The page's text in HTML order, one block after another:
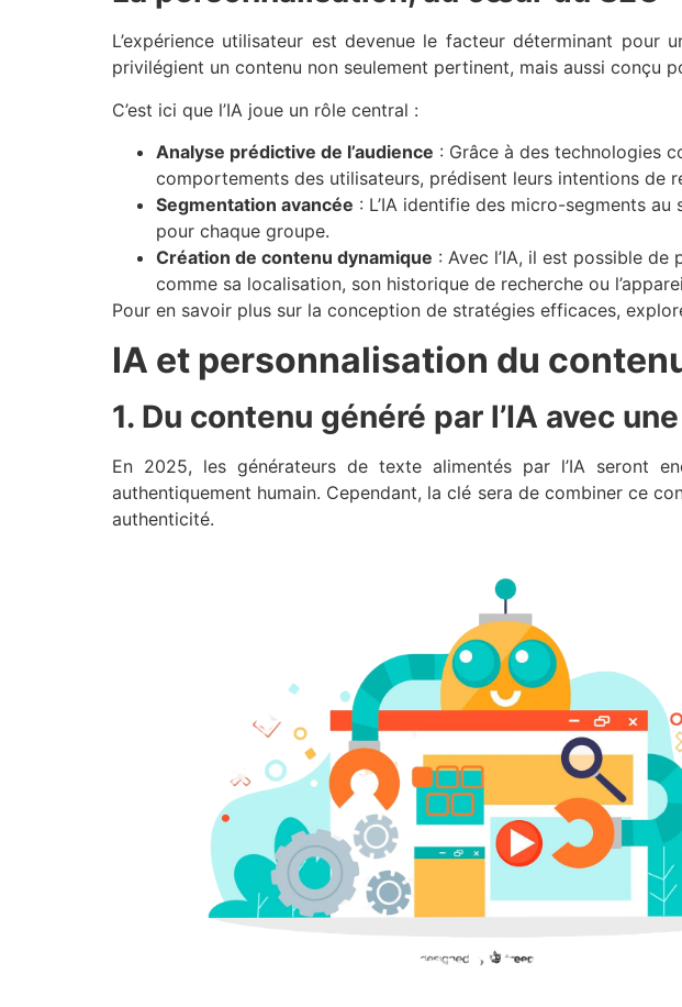
L’expérience utilisateur est devenue le facteur déterminant
privilégient un contenu non seulement pertinent, mais aussi conçu
C’est ici que l’IA joue un rôle central :
Analyse prédictive de l’audience : Grâce à des technologies
comportements des utilisateurs, prédisent leurs intentions de
Segmentation avancée : L’IA identifie des micro-segments
pour chaque groupe.
Création de contenu dynamique : Avec l’IA, il est possible de
comme sa localisation, son historique de recherche ou
Pour en savoir plus sur la conception de stratégies efficaces,
IA et personnalisation du
1. Du contenu généré par l’IA avec
En 2025, les générateurs de texte alimentés par l’IA seront
authentiquement humain. Cependant, la clé sera de combiner ce
authenticité.